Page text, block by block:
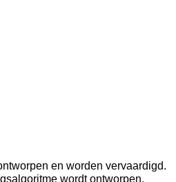
en worden vervaardigd.
wordt ontworpen.